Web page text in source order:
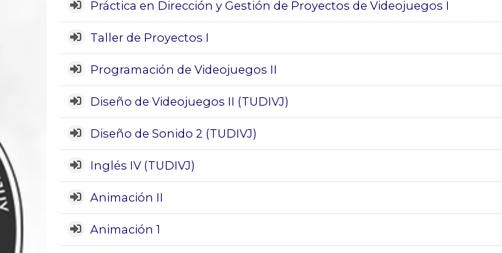
Práctica en Dirección y Gestión de Proyectos de Videojuegos I
Taller de Proyectos I
Programación de Videojuegos II
Diseño de Videojuegos II (TUDIVJ)
Diseño de Sonido 2 (TUDIVJ)
Inglés IV (TUDIVJ)
Animación II
Animación 1